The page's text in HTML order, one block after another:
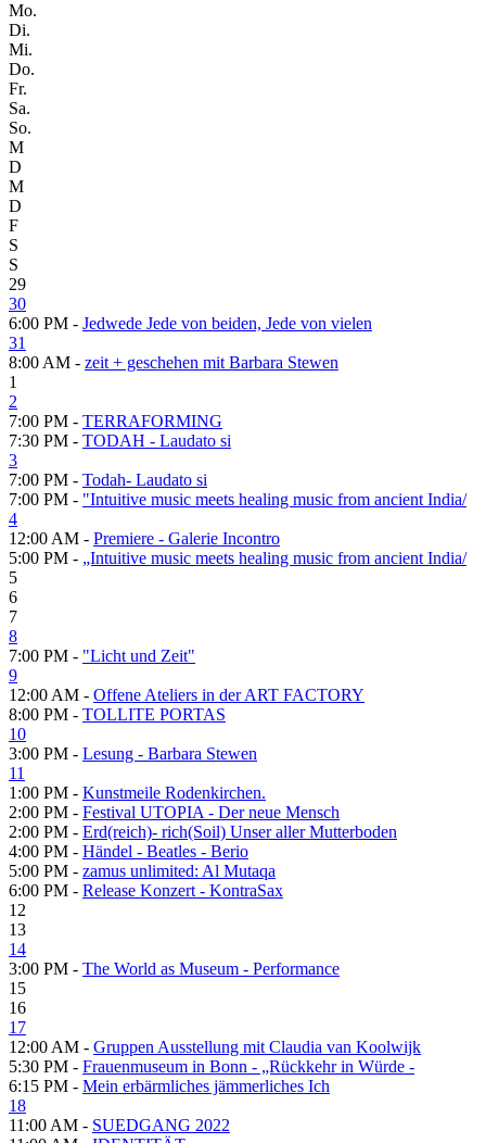
Mo.
Di.
Mi.
Do.
Fr.
Sa.
So.
M
D
M
D
F
S
S
29
30
6:00 PM - Jedwede Jede von beiden, Jede von vielen
31
8:00 AM - zeit + geschehen mit Barbara Stewen
1
2
7:00 PM - TERRAFORMING
7:30 PM - TODAH - Laudato si
3
7:00 PM - Todah- Laudato si
7:00 PM - "Intuitive music meets healing music from ancient India/
4
12:00 AM - Premiere - Galerie Incontro
5:00 PM - „Intuitive music meets healing music from ancient India/
5
6
7
8
7:00 PM - "Licht und Zeit"
9
12:00 AM - Offene Ateliers in der ART FACTORY
8:00 PM - TOLLITE PORTAS
10
3:00 PM - Lesung - Barbara Stewen
11
1:00 PM - Kunstmeile Rodenkirchen.
2:00 PM - Festival UTOPIA - Der neue Mensch
2:00 PM - Erd(reich)- rich(Soil) Unser aller Mutterboden
4:00 PM - Händel - Beatles - Berio
5:00 PM - zamus unlimited: Al Mutaqa
6:00 PM - Release Konzert - KontraSax
12
13
14
3:00 PM - The World as Museum - Performance
15
16
17
12:00 AM - Gruppen Ausstellung mit Claudia van Koolwijk
5:30 PM - Frauenmuseum in Bonn - „Rückkehr in Würde -
6:15 PM - Mein erbärmliches jämmerliches Ich
18
11:00 AM - SUEDGANG 2022